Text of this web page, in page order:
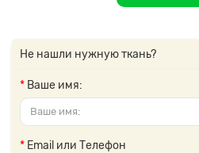
Не нашли нужную ткань?
Ваше имя:
Email или Телефон